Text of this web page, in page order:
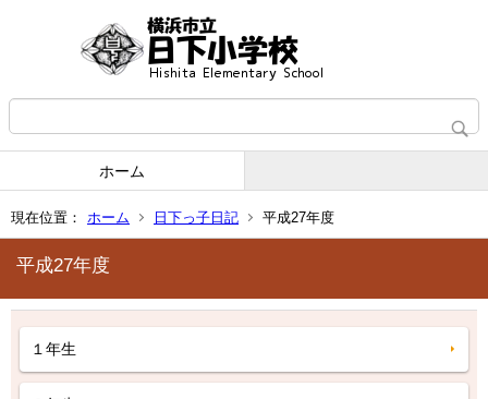
ホーム
現在位置： ホーム 日下っ子日記 平成27年度
平成27年度
１年生